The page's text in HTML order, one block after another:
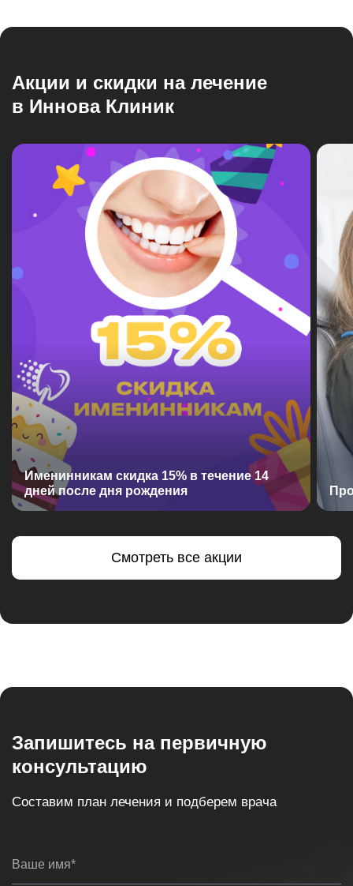
Акции и скидки на лечение
в Иннова Клиник
Именинникам скидка 15% в течение 14
дней после дня рождения
Смотреть все акции
Запишитесь на первичную
консультацию
Составим план лечения и подберем врача
Ваше имя*